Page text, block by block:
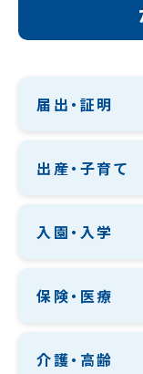
届出・証明
出産・子育て
入園・入学
保険・医療
介護・高齢